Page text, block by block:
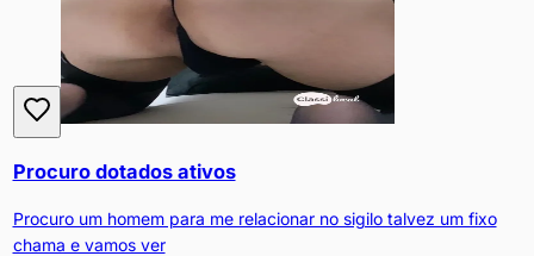
Procuro dotados ativos
Procuro um homem para me relacionar no sigilo talvez um fixo
chama e vamos ver